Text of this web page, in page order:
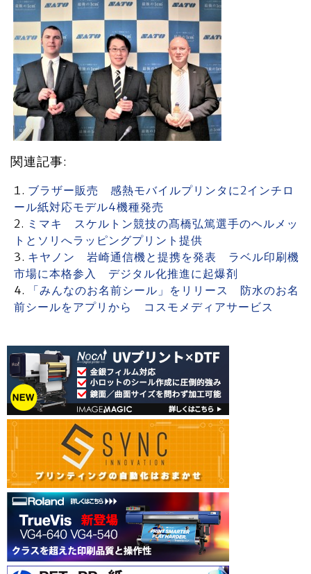
関連記事:
ブラザー販売 感熱モバイルプリンタに2インチロ
ール紙対応モデル4機種発売
ミマキ スケルトン競技の髙橋弘篤選手のヘルメッ
トとソリへラッピングプリント提供
キヤノン 岩崎通信機と提携を発表 ラベル印刷機
市場に本格参入 デジタル化推進に起爆剤
「みんなのお名前シール」をリリース 防水のお名
前シールをアプリから コスモメディアサービス